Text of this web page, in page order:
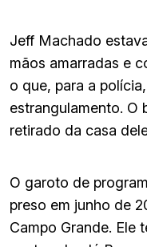
Jeff Machado
mãos amarradas e
o que, para a
estrangulamento. O
retirado da casa
O garoto de
preso em junho de
Campo Grande. Ele